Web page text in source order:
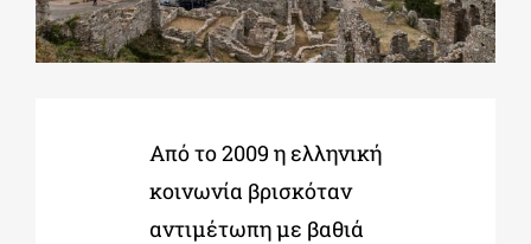
ΕΚΠΑΙΔΕΥΤΙΚΑ ΙΔΡΥΜΑΤΑ
ΠΟΛΙΤΙΣΤΙΚΟΙ ΦΟΡΕΙΣ
Από το 2009 η ελληνική
κοινωνία βρισκόταν
αντιµέτωπη µε βαθιά